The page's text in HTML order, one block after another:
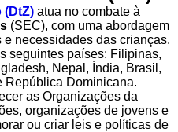
(DtZ) atua no combate à
(SEC), com uma abordagem
necessidades das crianças.
seguintes países: Filipinas,
Nepal, Índia, Brasil,
República Dominicana.
as Organizações da
organizações de jovens e
ou criar leis e políticas de